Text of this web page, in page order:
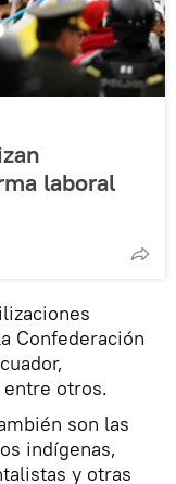
laboral
Confederación
otros.
son las
indígenas,
y otras